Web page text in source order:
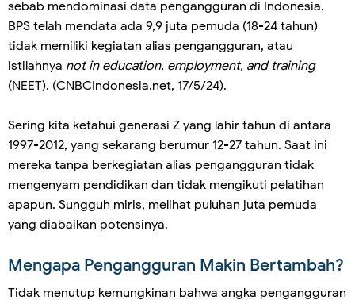
sebab mendominasi data pengangguran di Indonesia.
BPS telah mendata ada 9,9 juta pemuda (18-24 tahun)
tidak memiliki kegiatan alias pengangguran, atau
istilahnya not in education, employment, and training
(NEET). (CNBCIndonesia.net, 17/5/24).
Sering kita ketahui generasi Z yang lahir tahun di antara
1997-2012, yang sekarang berumur 12-27 tahun. Saat ini
mereka tanpa berkegiatan alias pengangguran tidak
mengenyam pendidikan dan tidak mengikuti pelatihan
apapun. Sungguh miris, melihat puluhan juta pemuda
yang diabaikan potensinya.
Mengapa Pengangguran Makin Bertambah?
Tidak menutup kemungkinan bahwa angka pengangguran